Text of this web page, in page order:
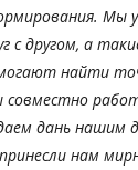
Мы
с другом, а
найти
совместно
дань нашим
нам